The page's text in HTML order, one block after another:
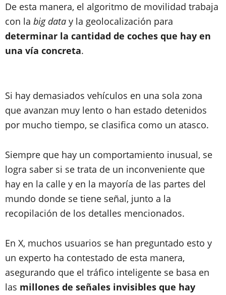
De esta manera, el algoritmo de movilidad trabaja
con la big data y la geolocalización para
determinar la cantidad de coches que hay en
una vía concreta.
Si hay demasiados vehículos en una sola zona
que avanzan muy lento o han estado detenidos
por mucho tiempo, se clasifica como un atasco.
Siempre que hay un comportamiento inusual, se
logra saber si se trata de un inconveniente que
hay en la calle y en la mayoría de las partes del
mundo donde se tiene señal, junto a la
recopilación de los detalles mencionados.
En X, muchos usuarios se han preguntado esto y
un experto ha contestado de esta manera,
asegurando que el tráfico inteligente se basa en
las millones de señales invisibles que hay